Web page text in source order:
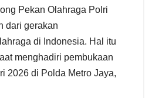
Pekan Olahraga Polri
dari gerakan
di Indonesia. Hal itu
menghadiri pembukaan
2026 di Polda Metro Jaya,